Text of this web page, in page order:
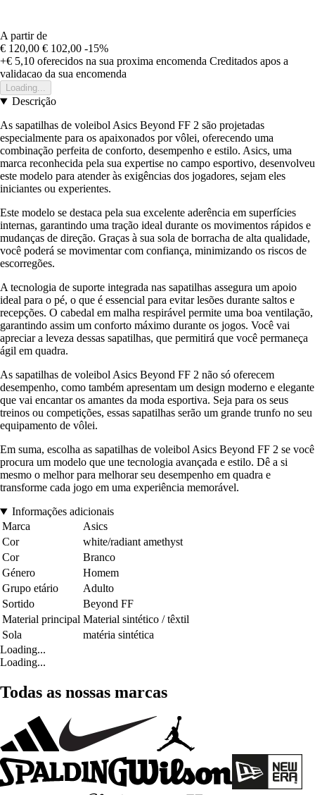
A partir de
€ 120,00 € 102,00 -15%
+€ 5,10 oferecidos na sua proxima encomenda Creditados apos a
validacao da sua encomenda
Loading...
Descrição
As sapatilhas de voleibol Asics Beyond FF 2 são projetadas
especialmente para os apaixonados por vôlei, oferecendo uma
combinação perfeita de conforto, desempenho e estilo. Asics, uma
marca reconhecida pela sua expertise no campo esportivo, desenvolveu
este modelo para atender às exigências dos jogadores, sejam eles
iniciantes ou experientes.
Este modelo se destaca pela sua excelente aderência em superfícies
internas, garantindo uma tração ideal durante os movimentos rápidos e
mudanças de direção. Graças à sua sola de borracha de alta qualidade,
você poderá se movimentar com confiança, minimizando os riscos de
escorregões.
A tecnologia de suporte integrada nas sapatilhas assegura um apoio
ideal para o pé, o que é essencial para evitar lesões durante saltos e
recepções. O cabedal em malha respirável permite uma boa ventilação,
garantindo assim um conforto máximo durante os jogos. Você vai
apreciar a leveza dessas sapatilhas, que permitirá que você permaneça
ágil em quadra.
As sapatilhas de voleibol Asics Beyond FF 2 não só oferecem
desempenho, como também apresentam um design moderno e elegante
que vai encantar os amantes da moda esportiva. Seja para os seus
treinos ou competições, essas sapatilhas serão um grande trunfo no seu
equipamento de vôlei.
Em suma, escolha as sapatilhas de voleibol Asics Beyond FF 2 se você
procura um modelo que une tecnologia avançada e estilo. Dê a si
mesmo o melhor para melhorar seu desempenho em quadra e
transforme cada jogo em uma experiência memorável.
Informações adicionais
Marca
Asics
Cor
white/radiant amethyst
Cor
Branco
Género
Homem
Grupo etário
Adulto
Sortido
Beyond FF
Material principal Material sintético / têxtil
Sola
matéria sintética
Loading...
Loading...
Todas as nossas marcas